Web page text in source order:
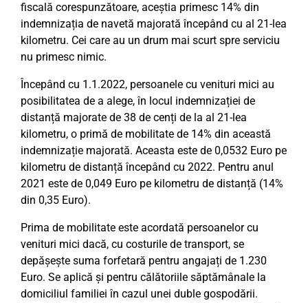
fiscală corespunzătoare, aceștia primesc 14% din
indemnizația de navetă majorată începând cu al 21-lea
kilometru. Cei care au un drum mai scurt spre serviciu
nu primesc nimic.
Începând cu 1.1.2022, persoanele cu venituri mici au
posibilitatea de a alege, în locul indemnizației de
distanță majorate de 38 de cenți de la al 21-lea
kilometru, o primă de mobilitate de 14% din această
indemnizație majorată. Aceasta este de 0,0532 Euro pe
kilometru de distanță începând cu 2022. Pentru anul
2021 este de 0,049 Euro pe kilometru de distanță (14%
din 0,35 Euro).
Prima de mobilitate este acordată persoanelor cu
venituri mici dacă, cu costurile de transport, se
depășește suma forfetară pentru angajați de 1.230
Euro. Se aplică și pentru călătoriile săptămânale la
domiciliul familiei în cazul unei duble gospodării.